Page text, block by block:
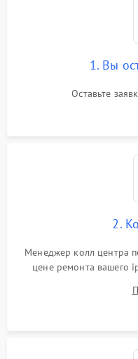
1. Вы
Оставьте
2.
Менеджер колл центра
цене ремонта вашего